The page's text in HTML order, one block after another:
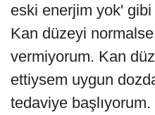
eski enerjim yok'
Kan düzeyi
vermiyorum. Kan
ettiysem uygun
tedaviye